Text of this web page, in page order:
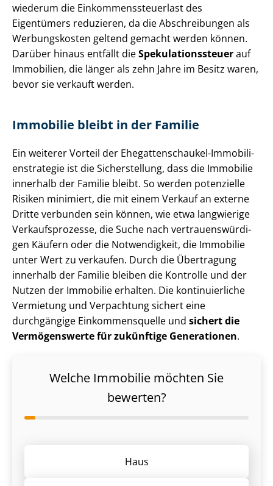
wiederum die Ein­kom­mens­steu­er­last des
Eigentümers reduzieren, da die Abschreibungen als
Werbungskosten geltend gemacht werden können.
Darüber hinaus entfällt dieSpe­ku­la­ti­ons­steu­erauf
Immobilien, die länger als zehn Jahre im Besitz waren,
bevor sie verkauft werden.
Immobilie bleibt in der Familie
Ein weiterer Vorteil der Ehe­gat­ten­schau­kel-Im­mo­bi­li­
en­stra­te­gie ist die Sicherstellung, dass die Immobilie
innerhalb der Familie bleibt. So werden potenzielle
Risiken minimiert, die mit einem Verkauf an externe
Dritte verbunden sein können, wie etwa langwierige
Ver­kaufs­pro­zes­se, die Suche nach ver­trau­ens­wür­di­
gen Käufern oder die Notwendigkeit, die Immobilie
unter Wert zu verkaufen. Durch die Übertragung
innerhalb der Familie bleiben die Kontrolle und der
Nutzen der Immobilie erhalten. Die kontinuierliche
Vermietung und Verpachtung sichert eine
durchgängige Ein­kom­mens­quel­le und sichert die
Vermögenswerte für zukünftige Generationen.
Welche Immobilie möchten Sie
bewerten?
Haus